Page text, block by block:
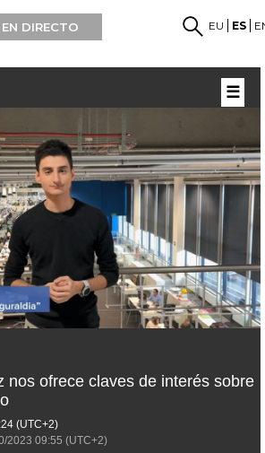
EN DIRECTO EU ES
nos ofrece claves de interés sobre
(UTC+2)
2023 09:55 (UTC+2)
☰